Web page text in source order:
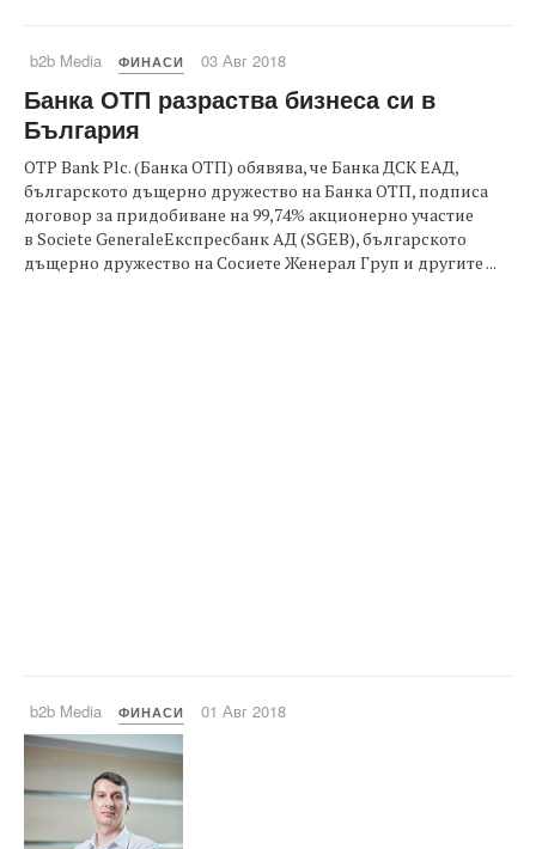
b2b Media ФИНАСИ 03 Авг 2018
Банка ОТП разраства бизнеса си в
България
OTP Bank Plc. (Банка ОТП) обявява, че Банка ДСК ЕАД,
българското дъщерно дружество на Банка ОТП, подписа
договор за придобиване на 99,74% акционерно участие
в Societe GeneraleЕкспресбанк АД (SGEB), българското
дъщерно дружество на Сосиете Женерал Груп и другите ...
b2b Media ФИНАСИ 01 Авг 2018